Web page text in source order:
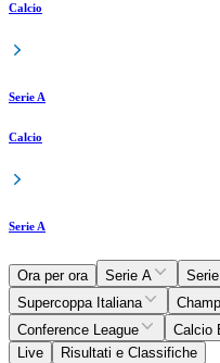
Calcio
Serie A
Calcio
Serie A
Ora per ora Serie A
Supercoppa Italiana
Conference League
Calcio
Live
Risultati e Classifiche